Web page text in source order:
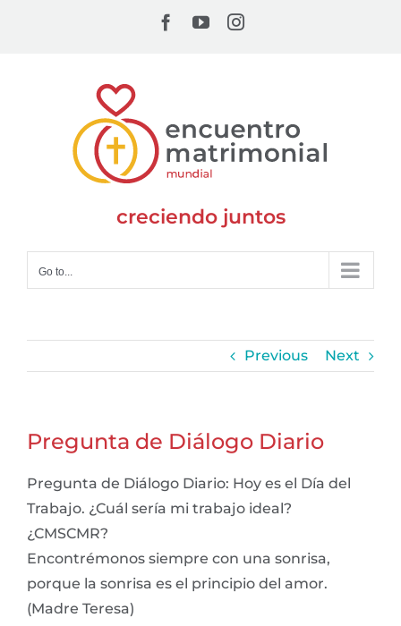
Facebook
YouTubeInstagram
creciendo juntos
Go to...
Previous Next
Pregunta de Diálogo Diario
Pregunta de Diálogo Diario: Hoy es el Día del
Trabajo. ¿Cuál sería mi trabajo ideal?
¿CMSCMR?
Encontrémonos siempre con una sonrisa,
porque la sonrisa es el principio del amor.
(Madre Teresa)